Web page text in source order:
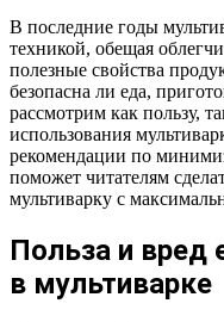
В последние годы
техникой, обещая
полезные свойства
безопасна ли еда,
рассмотрим как пользу,
использования
рекомендации по
поможет читателям
мультиварку с
Польза и вред
в мультиварке